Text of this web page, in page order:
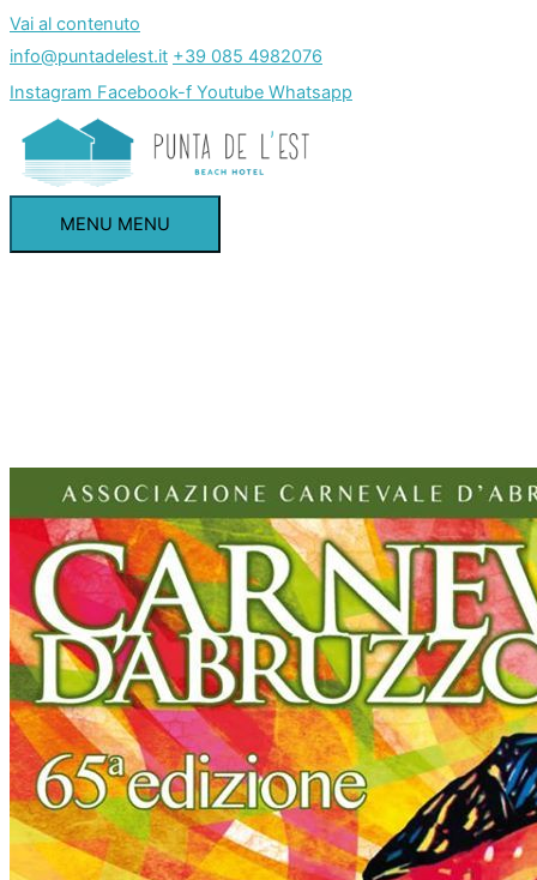
Vai al contenuto
info@puntadelest.it +39 085 4982076
Instagram Facebook-f Youtube Whatsapp
MENU MENU